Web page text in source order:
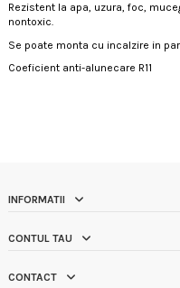
Rezistent la apa, uzura, foc,
nontoxic.
Se poate monta cu incalzire in
Coeficient anti-alunecare R11
INFORMATII
CONTUL TAU
CONTACT